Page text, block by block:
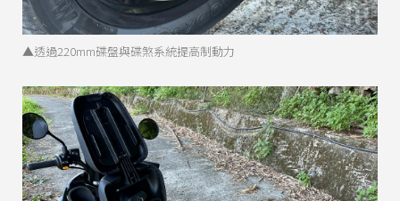
▲透過220mm碟盤與碟煞系統提高制動力